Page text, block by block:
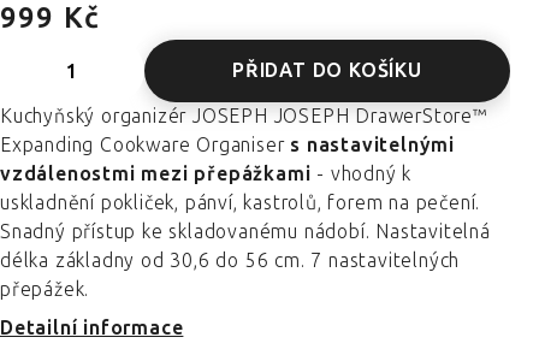
999 Kč
PŘIDAT DO KOŠÍKU
Kuchyňský organizér JOSEPH JOSEPH DrawerStore™
Expanding Cookware Organiser s nastavitelnými
vzdálenostmi mezi přepážkami - vhodný k
uskladnění pokliček, pánví, kastrolů, forem na pečení.
Snadný přístup ke skladovanému nádobí. Nastavitelná
délka základny od 30,6 do 56 cm. 7 nastavitelných
přepážek.
Detailní informace